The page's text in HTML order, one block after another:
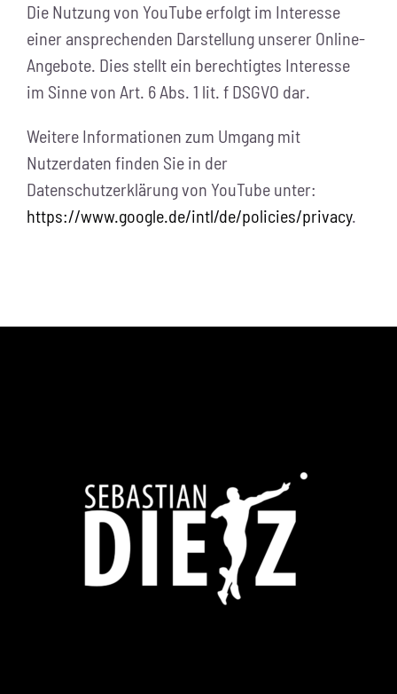
Die Nutzung von YouTube erfolgt im Interesse
einer ansprechenden Darstellung unserer Online-
Angebote. Dies stellt ein berechtigtes Interesse
im Sinne von Art. 6 Abs. 1 lit. f DSGVO dar.
Weitere Informationen zum Umgang mit
Nutzerdaten finden Sie in der
Datenschutzerklärung von YouTube unter:
https://www.google.de/intl/de/policies/privacy.